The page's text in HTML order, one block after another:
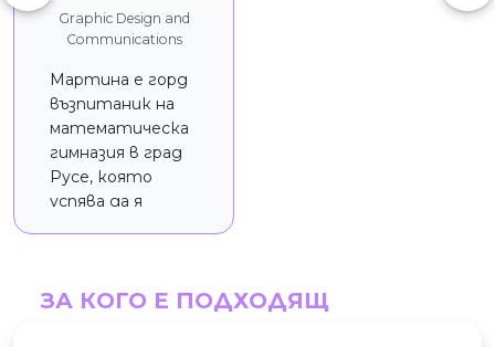
Graphic Design and
Communications
Мартина е горд
възпитаник на
математическа
гимназия в град
Русе, която
успява да я
чужбина. През
ЗА КОГО Е ПОДХОДЯЩ